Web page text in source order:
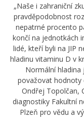
„Naše i zahraniční
pravděpodobnost
nepatrné procento
končí na jednotkách
lidé, kteří byli na JIP
hladinu vitaminu D v
Normální hladina
považovat hodnoty
Ondřej Topolčan,
diagnostiky Fakultní
Plzeň pro vědu a